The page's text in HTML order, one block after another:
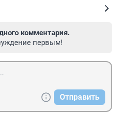
комментария.
первым!
Отправить